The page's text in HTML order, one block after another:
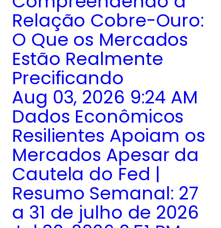
Relação Cobre-Ouro:
O Que os Mercados
Estão Realmente
Precificando
Aug 03, 2026 9:24 AM
Dados Econômicos
Resilientes Apoiam os
Mercados Apesar da
Cautela do Fed |
Resumo Semanal: 27
a 31 de julho de 2026